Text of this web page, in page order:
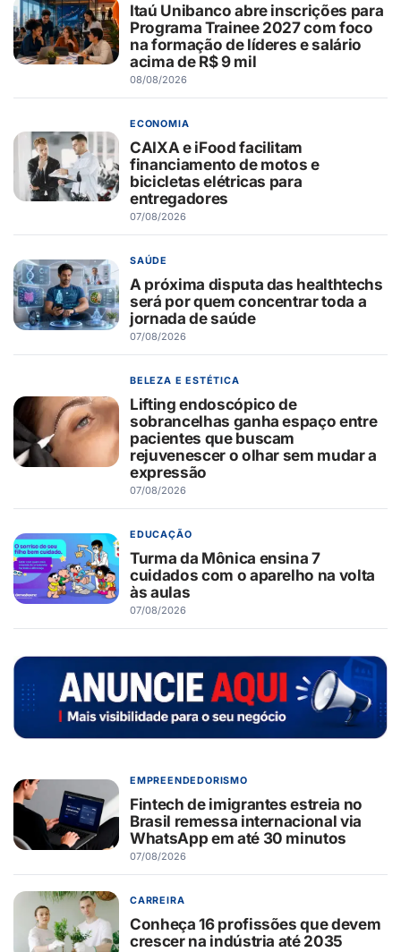
Itaú Unibanco abre inscrições para
Programa Trainee 2027 com foco
na formação de líderes e salário
acima de R$ 9 mil
08/08/2026
ECONOMIA
CAIXA e iFood facilitam
financiamento de motos e
bicicletas elétricas para
entregadores
07/08/2026
SAÚDE
A próxima disputa das healthtechs
será por quem concentrar toda a
jornada de saúde
07/08/2026
BELEZA E ESTÉTICA
Lifting endoscópico de
sobrancelhas ganha espaço entre
pacientes que buscam
rejuvenescer o olhar sem mudar a
expressão
07/08/2026
EDUCAÇÃO
Turma da Mônica ensina 7
cuidados com o aparelho na volta
às aulas
07/08/2026
EMPREENDEDORISMO
Fintech de imigrantes estreia no
Brasil remessa internacional via
WhatsApp em até 30 minutos
07/08/2026
CARREIRA
Conheça 16 profissões que devem
crescer na indústria até 2035